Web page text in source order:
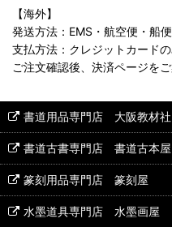
【海外】
発送方法：EMS・航空便・船
支払方法：クレジットカード
ご注文確認後、決済ページをご
書道用品専門店 大阪教材社
書道古書専門店 書道古本屋
篆刻用品専門店 篆刻屋
水墨道具専門店 水墨画屋